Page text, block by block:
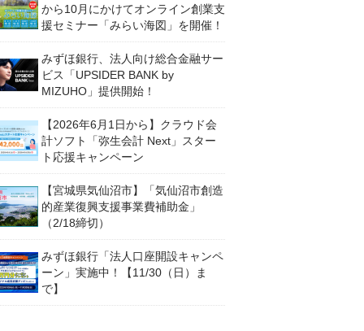
から10月にかけてオンライン創業支
援セミナー「みらい海図」を開催！
みずほ銀行、法人向け総合金融サー
ビス「UPSIDER BANK by
MIZUHO」提供開始！
【2026年6月1日から】クラウド会
計ソフト「弥生会計 Next」スター
ト応援キャンペーン
【宮城県気仙沼市】「気仙沼市創造
的産業復興支援事業費補助金」
（2/18締切）
みずほ銀行「法人口座開設キャンペ
ーン」実施中！【11/30（日）ま
で】